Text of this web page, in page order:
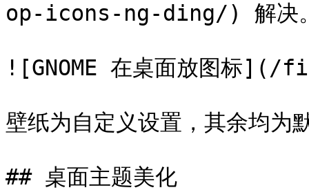
op-icons-ng-ding/) 解决。
![GNOME 在桌面放图标
壁纸为自定义设置，其余均为
## 桌面主题美化